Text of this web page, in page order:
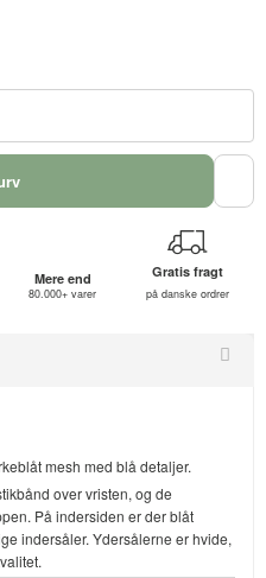
Mere end
80.000+ varer
Gratis fragt
på danske ordrer
mesh med blå detaljer.
over vristen, og de
På indersiden er der blåt
indersåler. Ydersålerne er hvide,